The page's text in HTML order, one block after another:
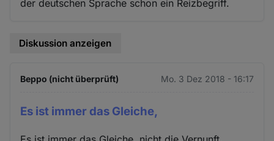
der deutschen Sprache schon ein Reizbegriff.
Diskussion anzeigen
Beppo (nicht überprüft) Mo. 3 Dez 2018 - 16:17
Es ist immer das Gleiche,